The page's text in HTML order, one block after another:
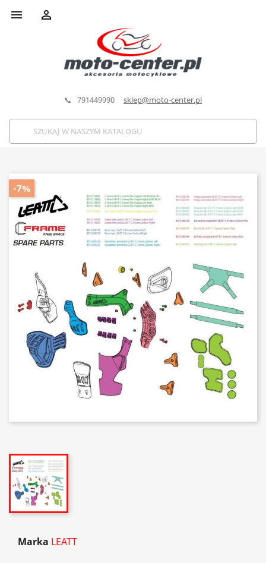
 
📞 791449990 sklep@moto-center.pl
-7%
Marka LEATT